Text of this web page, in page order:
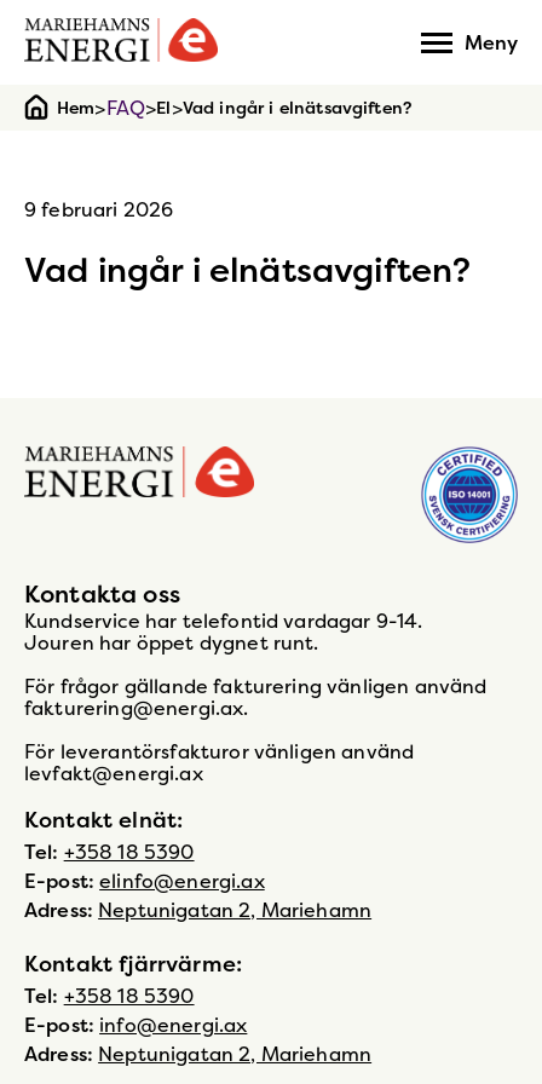
Gå
till
Meny
Hem>FAQ>El>Vad ingår i elnätsavgiften?
9 februari 2026
Vad ingår i elnätsavgiften?
Gå
till
startsidan
Kontakta oss
Kundservice har telefontid vardagar 9-14.
Jouren har öppet dygnet runt.
För frågor gällande fakturering vänligen använd
fakturering@energi.ax.
För leverantörsfakturor vänligen använd
levfakt@energi.ax
Kontakt elnät:
Tel: +358 18 5390
E-post: elinfo@energi.ax
Adress: Neptunigatan 2, Mariehamn
Kontakt fjärrvärme:
Tel: +358 18 5390
E-post: info@energi.ax
Adress: Neptunigatan 2, Mariehamn